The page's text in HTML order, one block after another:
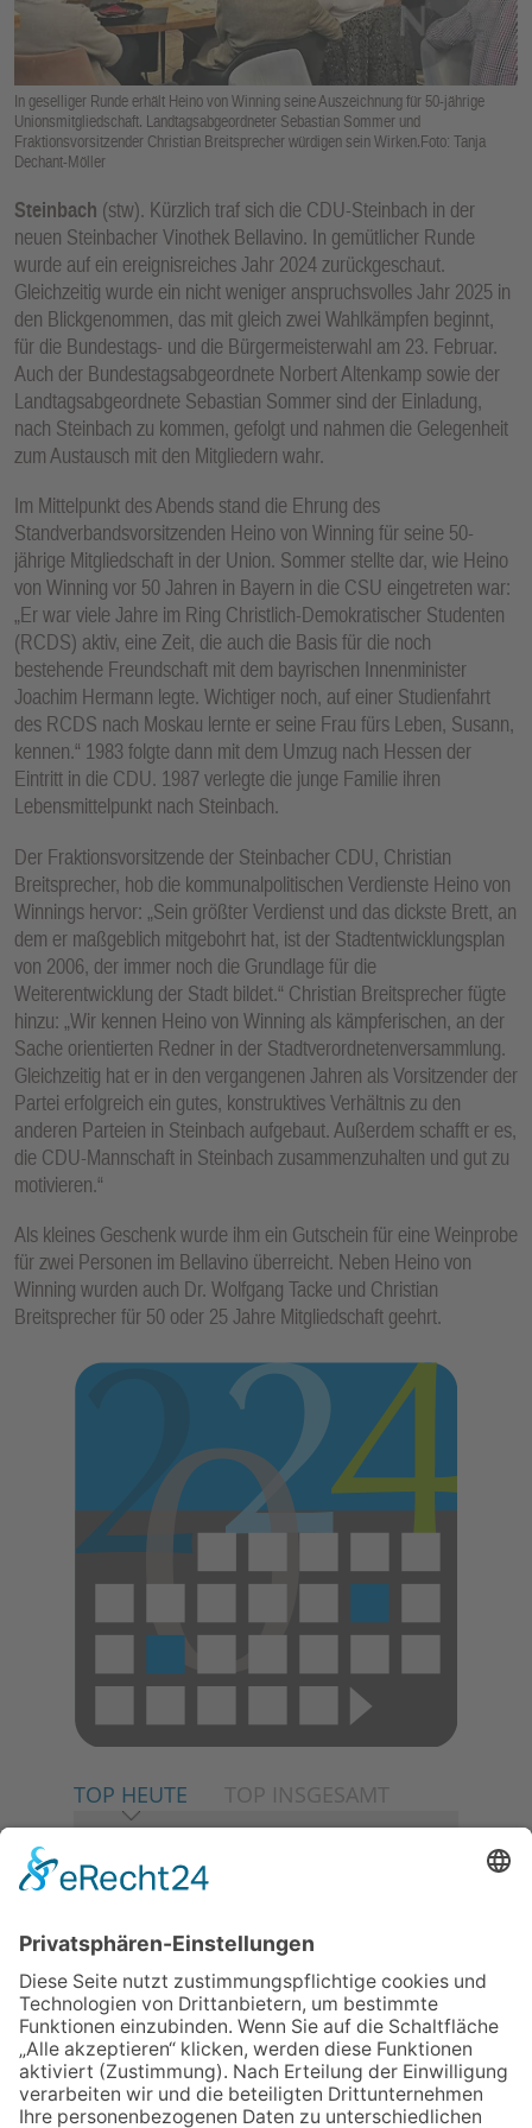
In geselliger Runde erhält Heino von Winning seine Auszeichnung für 50-jährige
Unionsmitgliedschaft. Landtagsabgeordneter Sebastian Sommer und
Fraktionsvorsitzender Christian Breitsprecher würdigen sein Wirken.Foto: Tanja
Dechant-Möller
Steinbach (stw). Kürzlich traf sich die CDU-Steinbach in der
neuen Steinbacher Vinothek Bellavino. In gemütlicher Runde
wurde auf ein ereignisreiches Jahr 2024 zurückgeschaut.
Gleichzeitig wurde ein nicht weniger anspruchsvolles Jahr 2025 in
den Blickgenommen, das mit gleich zwei Wahlkämpfen beginnt,
für die Bundestags- und die Bürgermeisterwahl am 23. Februar.
Auch der Bundestagsabgeordnete Norbert Altenkamp sowie der
Landtagsabgeordnete Sebastian Sommer sind der Einladung,
nach Steinbach zu kommen, gefolgt und nahmen die Gelegenheit
zum Austausch mit den Mitgliedern wahr.
Im Mittelpunkt des Abends stand die Ehrung des
Standverbandsvorsitzenden Heino von Winning für seine 50-
jährige Mitgliedschaft in der Union. Sommer stellte dar, wie Heino
von Winning vor 50 Jahren in Bayern in die CSU eingetreten war:
„Er war viele Jahre im Ring Christlich-Demokratischer Studenten
(RCDS) aktiv, eine Zeit, die auch die Basis für die noch
bestehende Freundschaft mit dem bayrischen Innenminister
Joachim Hermann legte. Wichtiger noch, auf einer Studienfahrt
des RCDS nach Moskau lernte er seine Frau fürs Leben, Susann,
kennen.“ 1983 folgte dann mit dem Umzug nach Hessen der
Eintritt in die CDU. 1987 verlegte die junge Familie ihren
Lebensmittelpunkt nach Steinbach.
Der Fraktionsvorsitzende der Steinbacher CDU, Christian
Breitsprecher, hob die kommunalpolitischen Verdienste Heino von
Winnings hervor: „Sein größter Verdienst und das dickste Brett, an
dem er maßgeblich mitgebohrt hat, ist der Stadtentwicklungsplan
von 2006, der immer noch die Grundlage für die
Weiterentwicklung der Stadt bildet.“ Christian Breitsprecher fügte
hinzu: „Wir kennen Heino von Winning als kämpferischen, an der
Sache orientierten Redner in der Stadtverordnetenversammlung.
Gleichzeitig hat er in den vergangenen Jahren als Vorsitzender der
Partei erfolgreich ein gutes, konstruktives Verhältnis zu den
anderen Parteien in Steinbach aufgebaut. Außerdem schafft er es,
die CDU-Mannschaft in Steinbach zusammenzuhalten und gut zu
motivieren.“
Als kleines Geschenk wurde ihm ein Gutschein für eine Weinprobe
für zwei Personen im Bellavino überreicht. Neben Heino von
Winning wurden auch Dr. Wolfgang Tacke und Christian
Breitsprecher für 50 oder 25 Jahre Mitgliedschaft geehrt.
TOP HEUTE TOP INSGESAMT
06.08.2026
Baustellenführung führt auch in
die Zukunft der Stadt
Königstein
06.08.2026
Klinikforum zum Thema
Karpaltunnelsyndrom
06.08.2026
Gewinnspiel zum Start ins
E
N